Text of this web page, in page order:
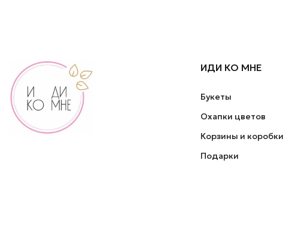
ИДИ КО МНЕ
Букеты
Охапки цветов
Корзины и коробки
Подарки